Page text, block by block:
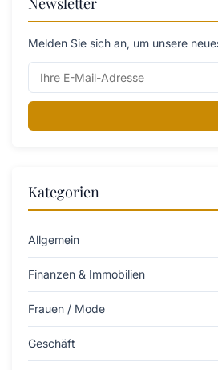
Melden Sie sich an, um unsere
Kategorien
Allgemein
Finanzen & Immobilien
Frauen / Mode
Geschäft